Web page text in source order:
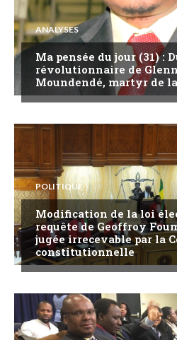
ANALYSES
Ma pensée du jour (31) :
révolutionnaire de
Moundendé, martyr de
POLITIQUE
Modification de la loi
requête de Geoffroy
jugée irrecevable par la
constitutionnelle